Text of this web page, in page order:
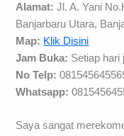
Alamat: Jl. A. Yani
Banjarbaru Utara,
Map: Klik Disini
Jam Buka: Setiap hari
No Telp:
Whatsapp:
Saya sangat